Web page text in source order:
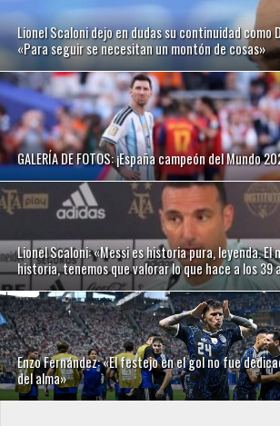
Lionel Scaloni dejo en dudas su continuidad como
«Para seguir se necesitan un montón de cosas»
GALERÍA DE FOTOS: ¡España campeón del Mundo
Lionel Scaloni: «Messi es historia pura, leyenda.
historia, tenemos que valorar lo que hace a los 39
Enzo Fernández: «El festejo en el gol no fue
del alma»